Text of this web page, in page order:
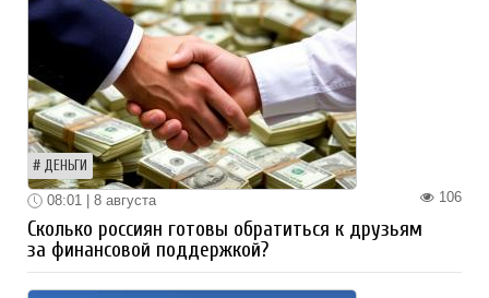
ДЕНЬГИ
106
08:01 | 8 августа
Сколько россиян готовы обратиться к друзьям
за финансовой поддержкой?